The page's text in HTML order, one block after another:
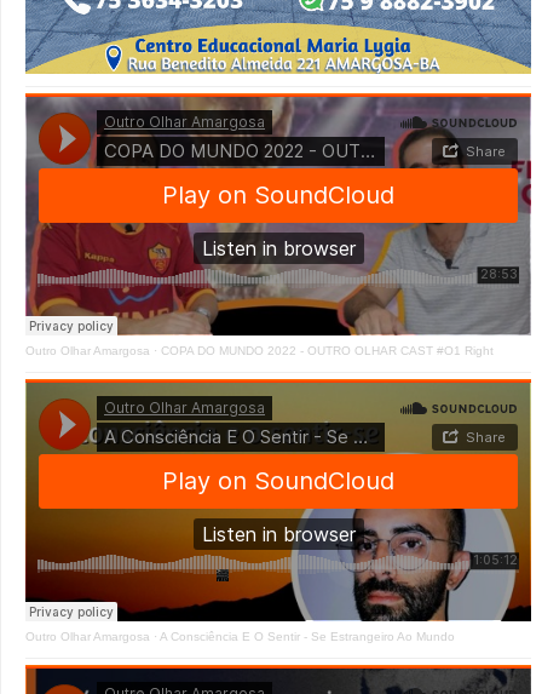
Outro Olhar Amargosa · COPA DO MUNDO 2022 - OUTRO OLHAR CAST #O1 Right
Outro Olhar Amargosa · A Consciência E O Sentir - Se Estrangeiro Ao Mundo